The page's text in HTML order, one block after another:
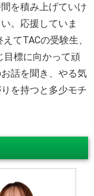
を積み上げていけ
。応援していま
てTACの受験生、
目標に向かって頑
話を聞き、やる気
を持つと多少モチ